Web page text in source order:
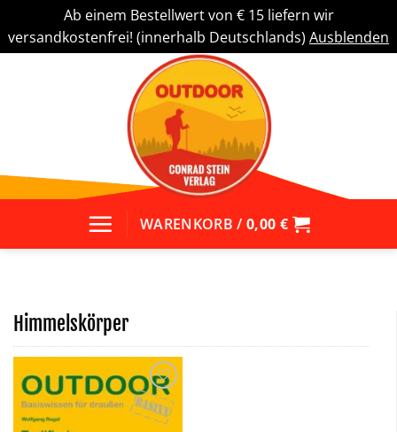
Ab einem Bestellwert von € 15 liefern wir
versandkostenfrei! (innerhalb Deutschlands) Ausblenden
WARENKORB / 0,00 €
Himmelskörper
Zu
Wunschliste